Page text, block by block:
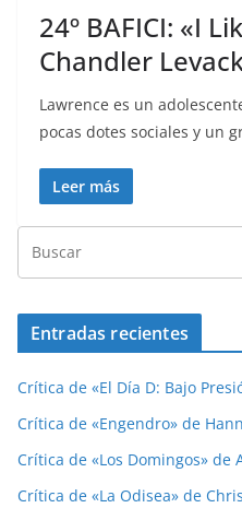
24º BAFICI: «I
Chandler
Lawrence es un
pocas dotes sociales y un
Leer más
Entradas recientes
Crítica de «El Día D: Bajo
Crítica de «Engendro» de
Crítica de «Los Domingos» de
Crítica de «La Odisea» de